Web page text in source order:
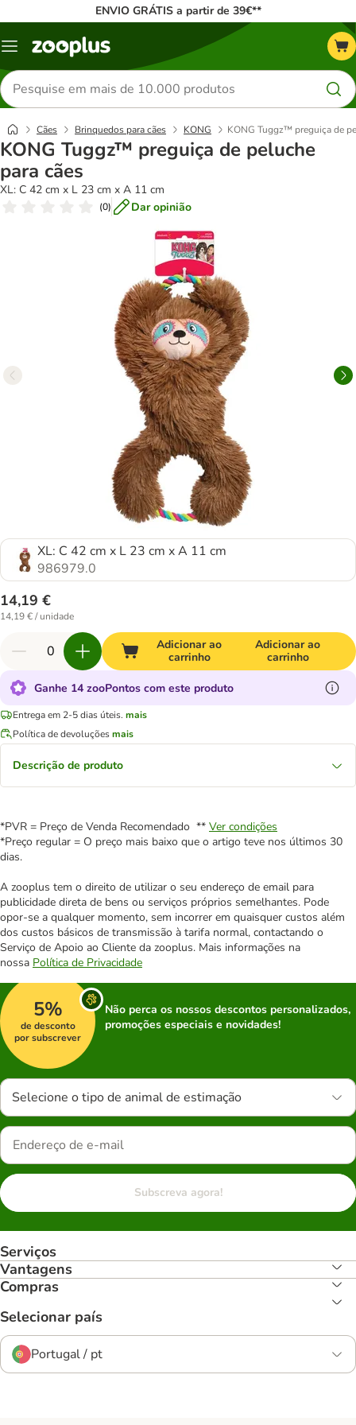
ENVIO GRÁTIS a partir de 39€**
Menu
Pesquisar
produtos
Cães Brinquedos para cães KONG KONG Tuggz™ preguiça de
KONG Tuggz™ preguiça de peluche
para cães
XL: C 42 cm x L 23 cm x A 11 cm
(0) Dar opinião
XL: C 42 cm x L 23 cm x A 11 cm
986979.0
14,19 €
14,19 € / unidade
Adicionar ao
carrinho
Adicionar ao
carrinho
Ganhe 14 zooPontos com este produto
Entrega em 2-5 dias úteis. mais
Política de devoluçõesmais
Descrição de produto
*PVR = Preço de Venda Recomendado ** Ver condições
*Preço regular = O preço mais baixo que o artigo teve nos últimos 30
dias.
A zooplus tem o direito de utilizar o seu endereço de email para
publicidade direta de bens ou serviços próprios semelhantes. Pode
opor-se a qualquer momento, sem incorrer em quaisquer custos além
dos custos básicos de transmissão à tarifa normal, contactando o
Serviço de Apoio ao Cliente da zooplus. Mais informações na
nossa Política de Privacidade
5%
de desconto
por subscrever
Não perca os nossos descontos personalizados,
promoções especiais e novidades!
Selecione o tipo de animal de estimação
Subscreva agora!
Serviços
Vantagens
Compras
Selecionar país
Portugal / pt